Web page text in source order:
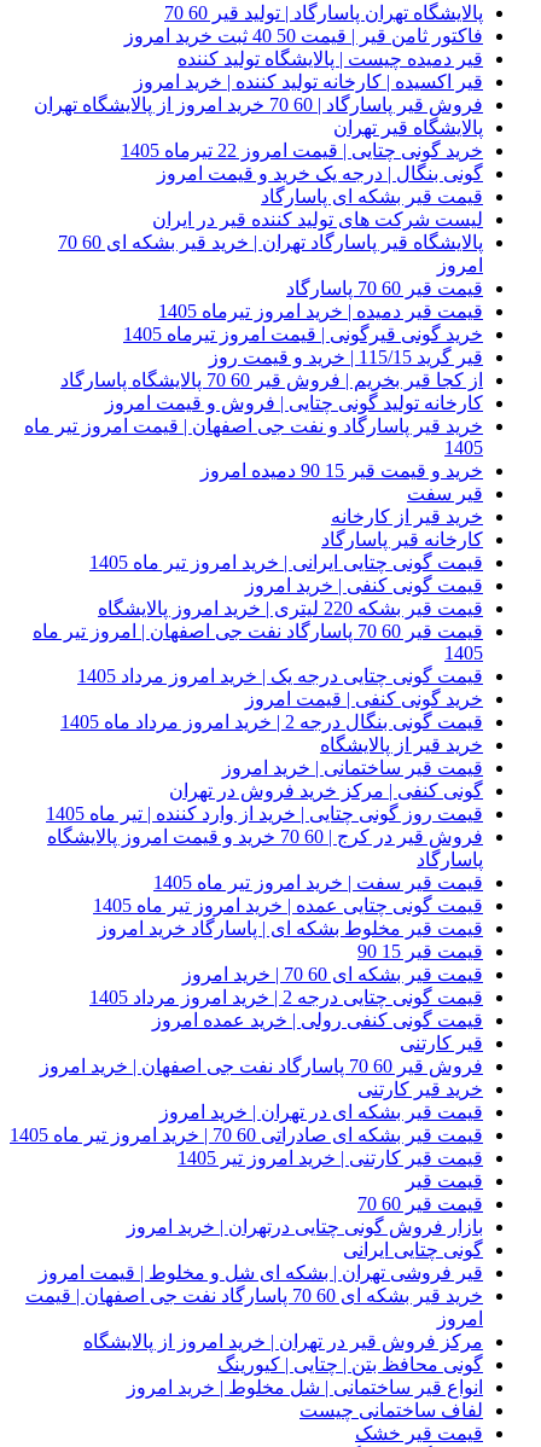
پالایشگاه تهران پاسارگاد | تولید قیر 60 70
فاکتور ثامن قیر | قیمت 50 40 ثبت خرید امروز
قیر دمیده چیست | پالایشگاه تولید کننده
قیر اکسیده | کارخانه تولید کننده | خرید امروز
فروش قیر پاسارگاد | 60 70 خرید امروز از پالایشگاه تهران
پالایشگاه قیر تهران
خرید گونی چتایی | قیمت امروز 22 تیرماه 1405
گونی بنگال | درجه یک خرید و قیمت امروز
قیمت قیر بشکه ای پاسارگاد
لیست شرکت های تولید کننده قیر در ایران
پالایشگاه قیر پاسارگاد تهران | خرید قیر بشکه ای 60 70
امروز
قیمت قیر 60 70 پاسارگاد
قیمت قیر دمیده | خرید امروز تیرماه 1405
خرید گونی قیرگونی | قیمت امروز تیرماه 1405
قیر گرید 115/15 | خرید و قیمت روز
از کجا قیر بخریم | فروش قیر 60 70 پالایشگاه پاسارگاد
کارخانه تولید گونی چتایی | فروش و قیمت امروز
خرید قیر پاسارگاد و نفت جی اصفهان | قیمت امروز تیر ماه
1405
خرید و قیمت قیر 15 90 دمیده امروز
قیر سفت
خرید قیر از کارخانه
کارخانه قیر پاسارگاد
قیمت گونی چتایی ایرانی | خرید امروز تیر ماه 1405
قیمت گونی کنفی | خرید امروز
قیمت قیر بشکه 220 لیتری | خرید امروز پالایشگاه
قیمت قیر 60 70 پاسارگاد نفت جی اصفهان | امروز تیر ماه
1405
قیمت گونی چتایی درجه یک | خرید امروز مرداد 1405
خرید گونی کنفی | قیمت امروز
قیمت گونی بنگال درجه 2 | خرید امروز مرداد ماه 1405
خرید قیر از پالایشگاه
قیمت قیر ساختمانی | خرید امروز
گونی کنفی | مرکز خرید فروش در تهران
قیمت روز گونی چتایی | خرید از وارد کننده | تیر ماه 1405
فروش قیر در کرج | 60 70 خرید و قیمت امروز پالایشگاه
پاسارگاد
قیمت قیر سفت | خرید امروز تیر ماه 1405
قیمت گونی چتایی عمده | خرید امروز تیر ماه 1405
قیمت قیر مخلوط بشکه ای | پاسارگاد خرید امروز
قیمت قیر 15 90
قیمت قیر بشکه ای 60 70 | خرید امروز
قیمت گونی چتایی درجه 2 | خرید امروز مرداد 1405
قیمت گونی کنفی رولی | خرید عمده امروز
قیر کارتنی
فروش قیر 60 70 پاسارگاد نفت جی اصفهان | خرید امروز
خرید قیر کارتنی
قیمت قیر بشکه ای در تهران | خرید امروز
قیمت قیر بشکه ای صادراتی 60 70 | خرید امروز تیر ماه 1405
قیمت قیر کارتنی | خرید امروز تیر 1405
قیمت قیر
قیمت قیر 60 70
بازار فروش گونی چتایی درتهران | خرید امروز
گونی چتایی ایرانی
قیر فروشی تهران | بشکه ای شل و مخلوط | قیمت امروز
خرید قیر بشکه ای 60 70 پاسارگاد نفت جی اصفهان | قیمت
امروز
مرکز فروش قیر در تهران | خرید امروز از پالایشگاه
گونی محافظ بتن | چتایی | کیورینگ
انواع قیر ساختمانی | شل مخلوط | خرید امروز
لفاف ساختمانی چیست
قیمت قیر خشک